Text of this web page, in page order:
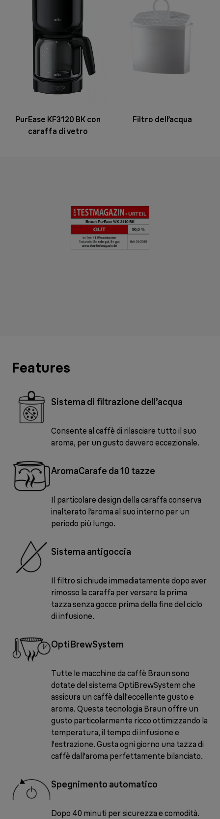
PurEase KF3120 BK con
caraffa di vetro
Filtro dell’acqua
Features
Sistema di filtrazione dell’acqua
Consente al caffè di rilasciare tutto il suo
aroma, per un gusto davvero eccezionale.
AromaCarafe da 10 tazze
Il particolare design della caraffa conserva
inalterato l’aroma al suo interno per un
periodo più lungo.
Sistema antigoccia
Il filtro si chiude immediatamente dopo aver
rimosso la caraffa per versare la prima
tazza senza gocce prima della fine del ciclo
di infusione.
OptiBrewSystem
Tutte le macchine da caffè Braun sono
dotate del sistema OptiBrewSystem che
assicura un caffè dall'eccellente gusto e
aroma. Questa tecnologia Braun offre un
gusto particolarmente ricco ottimizzando la
temperatura, il tempo di infusione e
l'estrazione. Gusta ogni giorno una tazza di
caffè dall'aroma perfettamente bilanciato.
Spegnimento automatico
Dopo 40 minuti per sicurezza e comodità.